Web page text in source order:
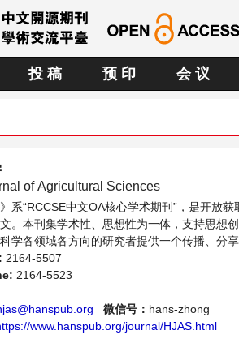
投 稿 预 印 会 议
of Agricultural Sciences
》系“RCCSE中文OA核心学术期刊”，是开放
。本刊集学术性、思想性为一体，支持思想
学各领域各方向的研究者提供一个传播、分
2164-5507
2164-5523
微信号： hans-zhong
www.hanspub.org/journal/HJAS.html